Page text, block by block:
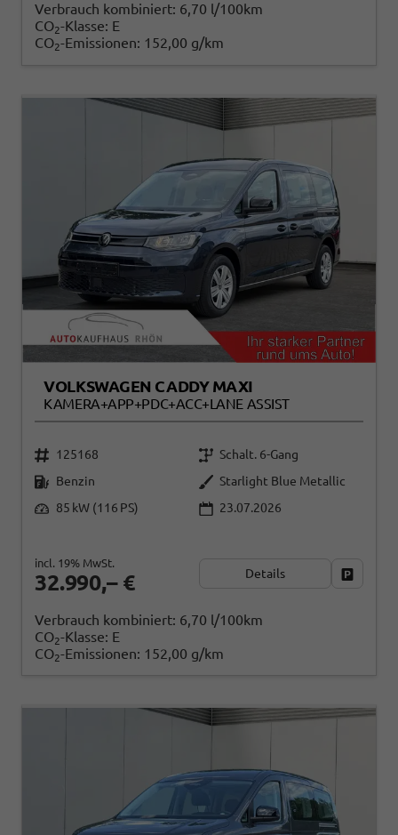
Verbrauch kombiniert: 6,70 l/100km
CO2-Klasse: E
CO2-Emissionen: 152,00 g/km
VOLKSWAGEN CADDY MAXI
KAMERA+APP+PDC+ACC+LANE ASSIST
125168
Schalt. 6-Gang
Benzin
Starlight Blue Metallic
85 kW (116 PS)
23.07.2026
32.990,– €
incl. 19% MwSt.
Details
Verbrauch kombiniert: 6,70 l/100km
CO2-Klasse: E
CO2-Emissionen: 152,00 g/km